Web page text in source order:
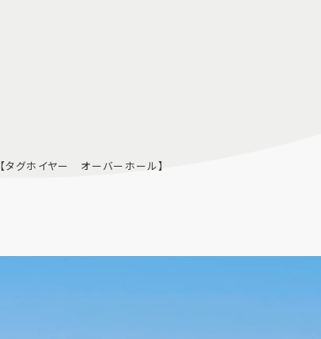
【タグホイヤー オーバーホール】